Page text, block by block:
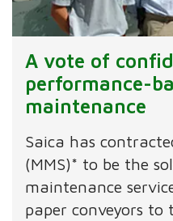
A vote of
performance-
maintenance
Saica has
(MMS)* to be the
maintenance
paper conveyors to